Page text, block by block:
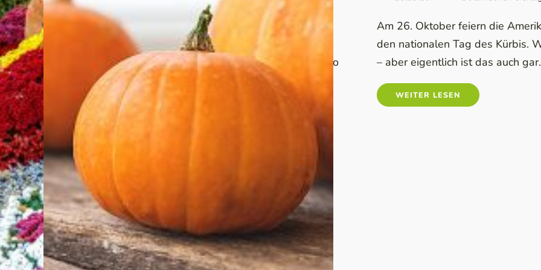
Die Chrysantheme gilt als
Nationalblume Japans und hat als
solche sogar ihr eigenes Fest. Kiku no
Sekku, wie das Chrysanthemenfest
auf Japanisch heißt, wird traditionell
am 9. September begangen. Zwar...
neigt sich seinem Ende
zu. Die Tage werden
kürzer, die Schwalben
machen sich auf den
Weg nach Süden und
hätten Sie's
gewusst? Der
Ehrentag für die
Großmütter ist
leider noch nicht
so bekannt wie
WEITER
LESEN
Am 26. Oktober feiern die
den nationalen Tag des Kürbis.
– aber eigentlich ist das auch
WEITER LESEN